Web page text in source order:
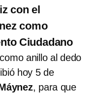
con el
como
Ciudadano
anillo al dedo
hoy 5 de
, para que